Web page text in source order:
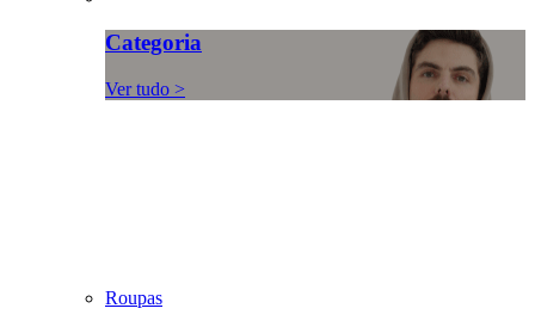
Categoria
Ver tudo >
Roupas